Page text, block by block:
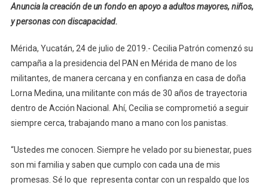
Patrón
Campaña
De
La
Mano
De
Los
De
Mérida
Anuncia la creación de un fondo en apoyo a adultos mayores, niños,
y personas con discapacidad.
Mérida, Yucatán, 24 de julio de 2019.- Cecilia Patrón comenzó su
campaña a la presidencia del PAN en Mérida de mano de los
militantes, de manera cercana y en confianza en casa de doña
Lorna Medina, una militante con más de 30 años de trayectoria
dentro de Acción Nacional. Ahí, Cecilia se comprometió a seguir
siempre cerca, trabajando mano a mano con los panistas.
“Ustedes me conocen. Siempre he velado por su bienestar, pues
son mi familia y saben que cumplo con cada una de mis
promesas. Sé lo que representa contar con un respaldo que los